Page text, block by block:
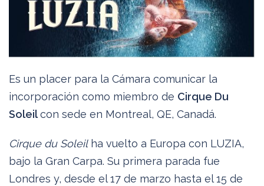
Es un placer para la Cámara comunicar la
incorporación como miembro de Cirque Du
Soleilcon sede en Montreal, QE, Canadá.
Cirque du Soleilha vuelto a Europa con LUZIA,
bajo la Gran Carpa. Su primera parada fue
Londres y, desde el 17 de marzo hasta el 15 de